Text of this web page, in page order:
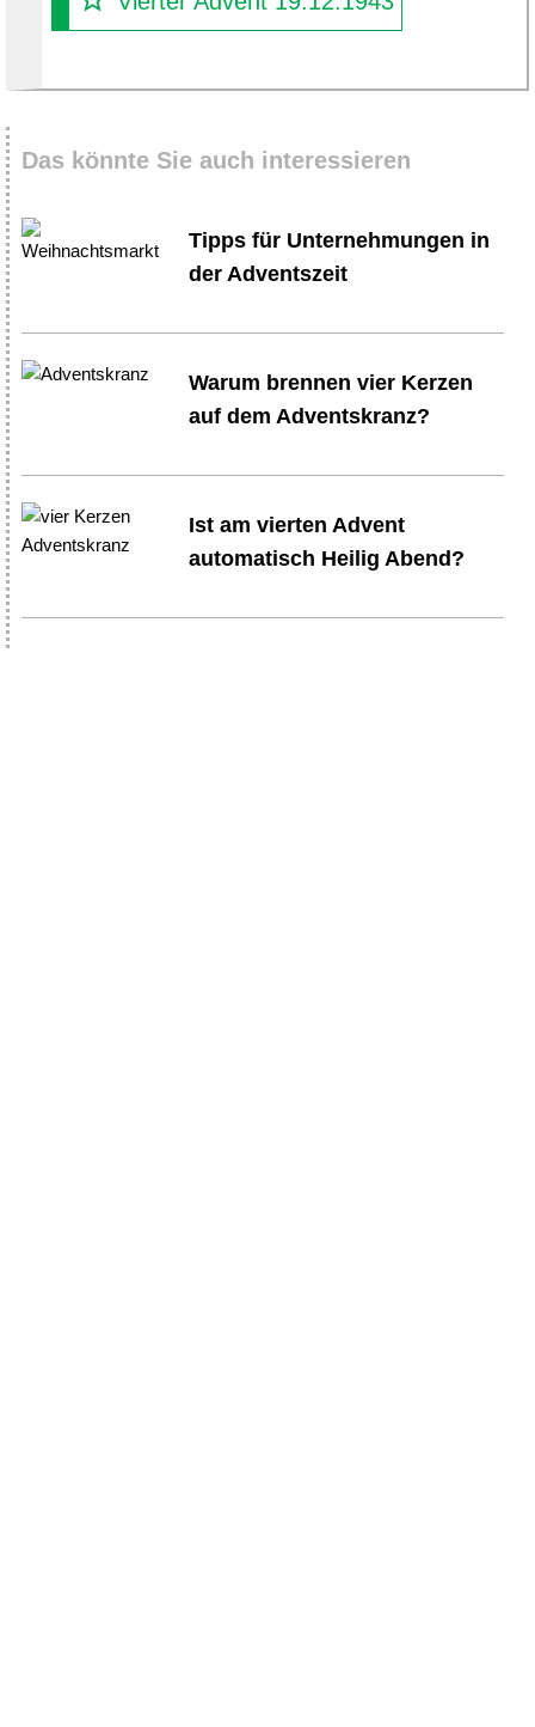
Das könnte Sie auch interessieren
Tipps für Unternehmungen in
der Adventszeit
Warum brennen vier Kerzen
auf dem Adventskranz?
Ist am vierten Advent
automatisch Heilig Abend?